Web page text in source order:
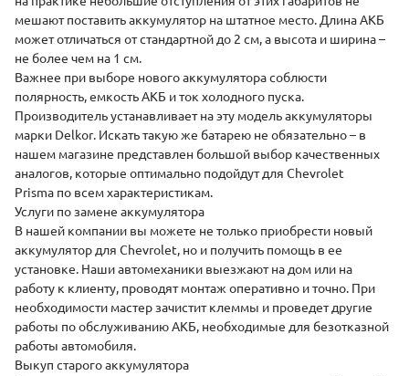
мешают поставить аккумулятор на штатное место. Длина АКБ
может отличаться от стандартной до 2 см, а высота и ширина –
не более чем на 1 см.
Важнее при выборе нового аккумулятора соблюсти
полярность, емкость АКБ и ток холодного пуска.
Производитель устанавливает на эту модель аккумуляторы
марки Delkor. Искать такую же батарею не обязательно – в
нашем магазине представлен большой выбор качественных
аналогов, которые оптимально подойдут для Chevrolet
Prisma по всем характеристикам.
Услуги по замене аккумулятора
В нашей компании вы можете не только приобрести новый
аккумулятор для Chevrolet, но и получить помощь в ее
установке. Наши автомеханики выезжают на дом или на
работу к клиенту, проводят монтаж оперативно и точно. При
необходимости мастер зачистит клеммы и проведет другие
работы по обслуживанию АКБ, необходимые для безотказной
работы автомобиля.
Выкуп старого аккумулятора